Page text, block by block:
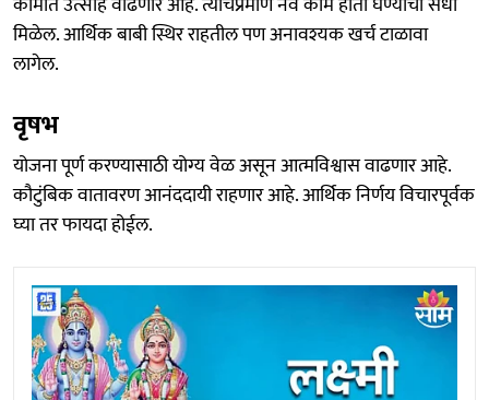
मिळेल. आर्थिक बाबी स्थिर राहतील पण अनावश्यक खर्च टाळावा
लागेल.
वृषभ
योजना पूर्ण करण्यासाठी योग्य वेळ असून आत्मविश्वास वाढणार आहे.
कौटुंबिक वातावरण आनंददायी राहणार आहे. आर्थिक निर्णय विचारपूर्वक
घ्या तर फायदा होईल.